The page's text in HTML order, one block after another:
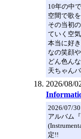
10年の中
空間で歌
その当初
ていく空
本当に好
なの笑顔
どん色ん
天ちゃん
2026/08/
2026/07/
アルバム
定!!